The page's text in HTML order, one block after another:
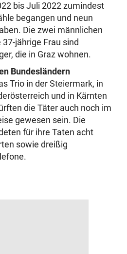
bis Juli 2022 zumindest
begangen und neun
Die zwei männlichen
jährige Frau sind
die in Graz wohnen.
Bundesländern
Trio in der Steiermark, in
und in Kärnten
die Täter auch noch im
gewesen sein. Die
für ihre Taten acht
sowie dreißig